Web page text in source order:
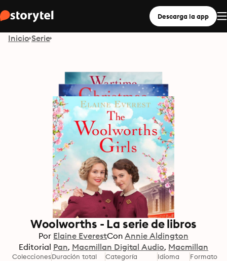
Descarga la app
Inicio Serie
Woolworths - La serie de libros
Por Elaine EverestCon Annie Aldington
Editorial Pan Macmillan Digital Audio Macmillan
ColeccionesDuración total Categoría Idioma Formato